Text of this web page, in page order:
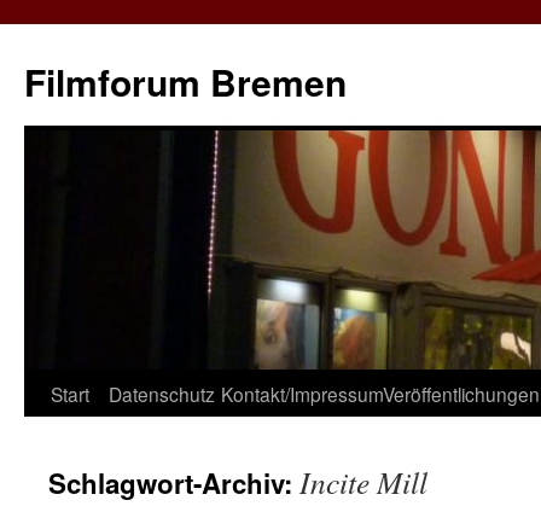
springen
Filmforum Bremen
Start Datenschutz Kontakt/ImpressumVeröffentlichungen
Schlagwort-Archiv: Incite Mill